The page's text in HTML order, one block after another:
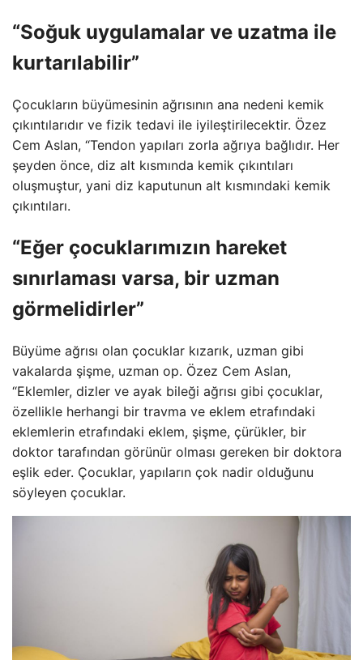
“Soğuk uygulamalar ve uzatma ile
kurtarılabilir”
Çocukların büyümesinin ağrısının ana nedeni kemik
çıkıntılarıdır ve fizik tedavi ile iyileştirilecektir. Özez
Cem Aslan, “Tendon yapıları zorla ağrıya bağlıdır. Her
şeyden önce, diz alt kısmında kemik çıkıntıları
oluşmuştur, yani diz kaputunun alt kısmındaki kemik
çıkıntıları.
“Eğer çocuklarımızın hareket
sınırlaması varsa, bir uzman
görmelidirler”
Büyüme ağrısı olan çocuklar kızarık, uzman gibi
vakalarda şişme, uzman op. Özez Cem Aslan,
“Eklemler, dizler ve ayak bileği ağrısı gibi çocuklar,
özellikle herhangi bir travma ve eklem etrafındaki
eklemlerin etrafındaki eklem, şişme, çürükler, bir
doktor tarafından görünür olması gereken bir doktora
eşlik eder. Çocuklar, yapıların çok nadir olduğunu
söyleyen çocuklar.